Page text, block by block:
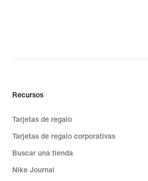
Recursos
Tarjetas de regalo
Tarjetas de regalo corporativas
Buscar una tienda
Nike Journal